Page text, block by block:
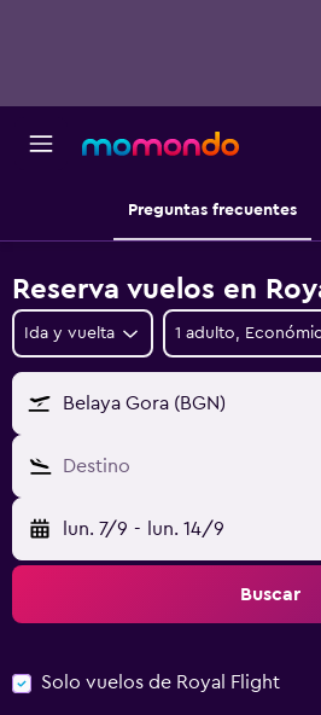
Preguntas frecuentes
Reserva vuelos en
Ida y vuelta 1 adulto,
Belaya Gora (BGN)
Destino
lun. 7/9 - lun. 14/9
Buscar
Solo vuelos de Royal Flight